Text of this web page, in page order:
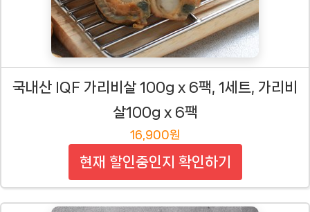
국내산 IQF 가리비살 100g x 6팩, 1세트, 가리비
살100g x 6팩
16,900원
현재 할인중인지 확인하기